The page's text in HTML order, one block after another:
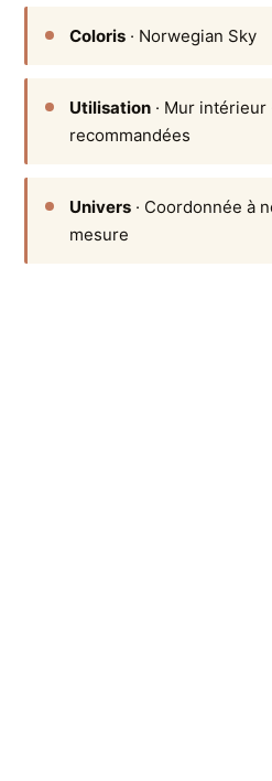
Coloris · Norwegian Sky
Utilisation · Mur intérieur
recommandées
Univers · Coordonnée à
mesure